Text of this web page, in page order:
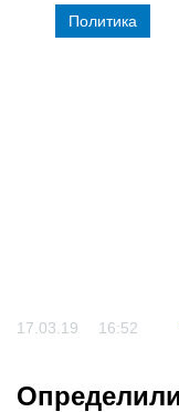
Политика
17.03.19 16:52